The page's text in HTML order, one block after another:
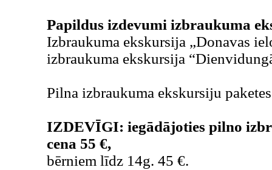
Papildus izdevumi izbraukuma
Izbraukuma ekskursija „Donavas
izbraukuma ekskursija
Pilna izbraukuma ekskursiju
IZDEVĪGI: iegādājoties pilno
cena 55 €,
bērniem līdz 14g. 45 €.